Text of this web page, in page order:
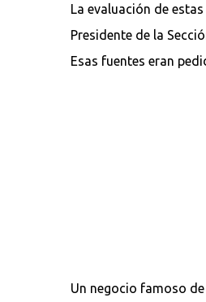
La evaluación de
Presidente de la
Esas fuentes eran
Un negocio famoso